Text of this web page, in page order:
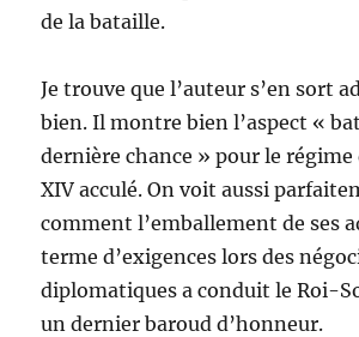
de la bataille.
Je trouve que l’auteur s’en sort
bien. Il montre bien l’aspect «
dernière chance » pour le régime
XIV acculé. On voit aussi
comment l’emballement de ses
terme d’exigences lors des
diplomatiques a conduit le Roi-
un dernier baroud d’honneur.